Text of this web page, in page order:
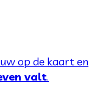
op de kaart en
valt.